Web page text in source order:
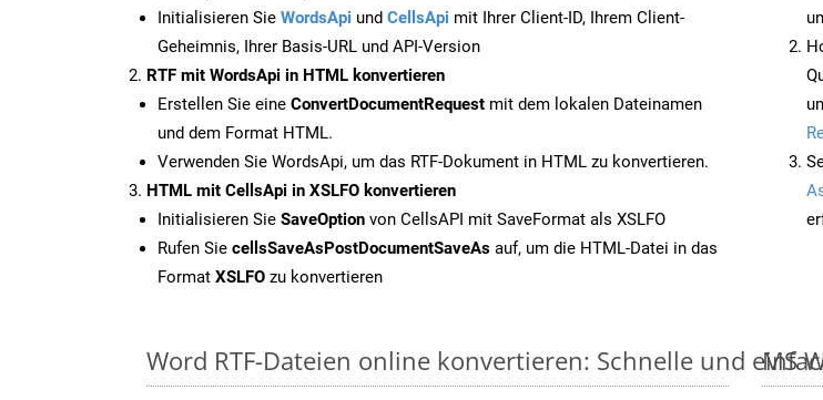
Initialisieren Sie WordsApi und CellsApi mit Ihrer Client-ID, Ihrem Client-
Geheimnis, Ihrer Basis-URL und API-Version
RTF mit WordsApi in HTML konvertieren
Erstellen Sie eine ConvertDocumentRequest mit dem lokalen Dateinamen
und dem Format HTML.
Verwenden Sie WordsApi, um das RTF-Dokument in HTML zu konvertieren.
HTML mit CellsApi in XSLFO konvertieren
Initialisieren Sie SaveOption von CellsAPI mit SaveFormat als XSLFO
Rufen Sie cellsSaveAsPostDocumentSaveAs auf, um die HTML-Datei in das
Format XSLFO zu konvertieren
Word RTF-Dateien online konvertieren: Schnelle und MS